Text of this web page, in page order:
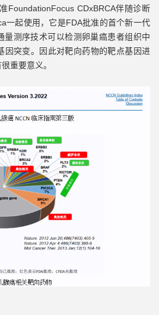
FoundationFocus CDxBRCA伴随诊断
一起使用，它是FDA批准的首个新一代
量测序技术可以检测卵巢癌患者组织中
因突变。因此对靶向药物的靶点基因进
重要意义。